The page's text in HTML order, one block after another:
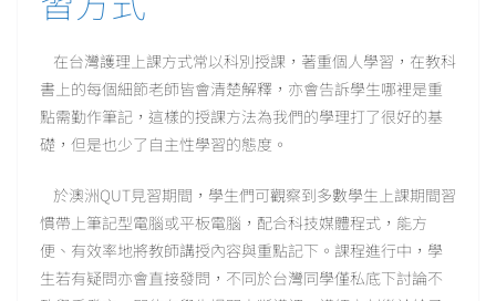
在台灣護理上課方式常以科別授課，著重個人學習，在教科
書上的每個細節老師皆會清楚解釋，亦會告訴學生哪裡是重
點需勤作筆記，這樣的授課方法為我們的學理打了很好的基
礎，但是也少了自主性學習的態度。
於澳洲QUT見習期間，學生們可觀察到多數學生上課期間習
慣帶上筆記型電腦或平板電腦，配合科技媒體程式，能方
便、有效率地將教師講授內容與重點記下。課程進行中，學
生若有疑問亦會直接發問，不同於台灣同學僅私底下討論不